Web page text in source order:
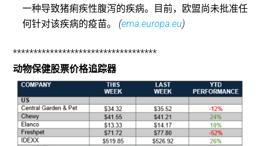
一种导致猪痢疾性腹泻的疾病。目前，欧盟尚未批准任
何针对该疾病的疫苗。 (ema.europa.eu)
***********************************
动物保健股票价格追踪器